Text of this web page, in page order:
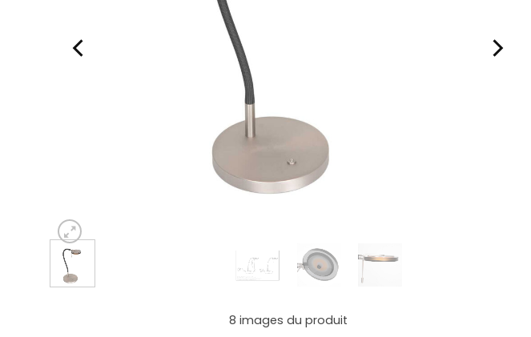
8 images du produit